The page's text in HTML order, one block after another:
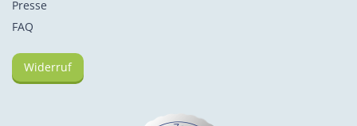
Presse
FAQ
Widerruf